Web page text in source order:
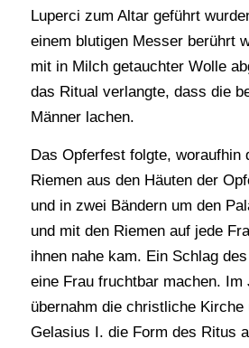
Luperci zum Altar geführt
einem blutigen Messer berührt
mit in Milch getauchter Wolle
das Ritual verlangte, dass die
Männer lachen.
Das Opferfest folgte, woraufhin
Riemen aus den Häuten der
und in zwei Bändern um den
und mit den Riemen auf jede
ihnen nahe kam. Ein Schlag
eine Frau fruchtbar machen. Im
übernahm die christliche Kirche
Gelasius I. die Form des Ritus